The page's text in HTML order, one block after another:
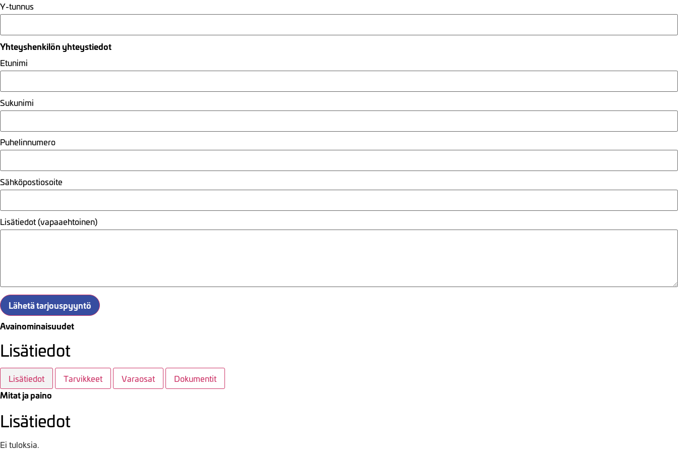
Y-tunnus
Yhteyshenkilön yhteystiedot
Etunimi
Sukunimi
Puhelinnumero
Sähköpostiosoite
Lisätiedot (vapaaehtoinen)
Lähetä tarjouspyyntö
Avainominaisuudet
Lisätiedot
Lisätiedot Tarvikkeet Varaosat Dokumentit
Mitat ja paino
Lisätiedot
Ei tuloksia.